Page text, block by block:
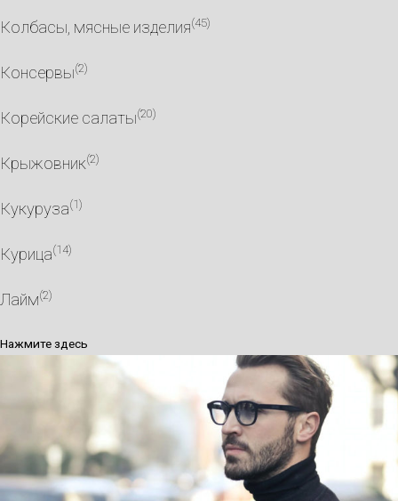
Колбасы, мясные изделия(45)
Консервы(2)
Корейские салаты(20)
Крыжовник(2)
Кукуруза(1)
Курица(14)
Лайм(2)
Нажмите здесь